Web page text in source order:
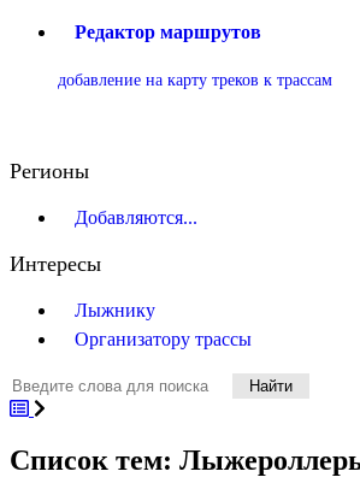
Редактор маршрутов
добавление на карту треков к трассам
Регионы
Добавляются...
Интересы
Лыжнику
Организатору трассы
Найти
Список тем: